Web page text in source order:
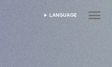
ভাষা নির্বাচন করুন
LANGUAGE